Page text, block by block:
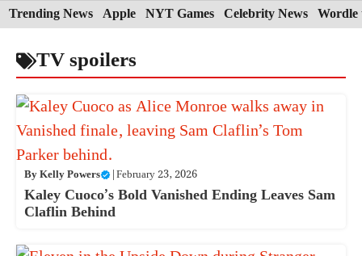
Skip
to
content
Trending News Apple NYT Games Celebrity News Wordle
TV spoilers
ByKelly Powers |February 23, 2026
Kaley Cuoco’s Bold Vanished Ending Leaves Sam
Claflin Behind